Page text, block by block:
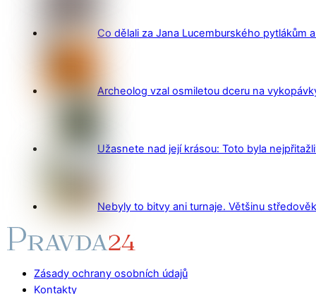
Co dělali za Jana Lucemburského pytlákům
Archeolog vzal osmiletou dceru na
Užasnete nad její krásou: Toto byla
Nebyly to bitvy ani turnaje. Většinu
Zásady ochrany osobních údajů
Kontakty